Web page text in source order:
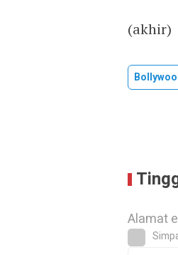
(akhir)
Alamat